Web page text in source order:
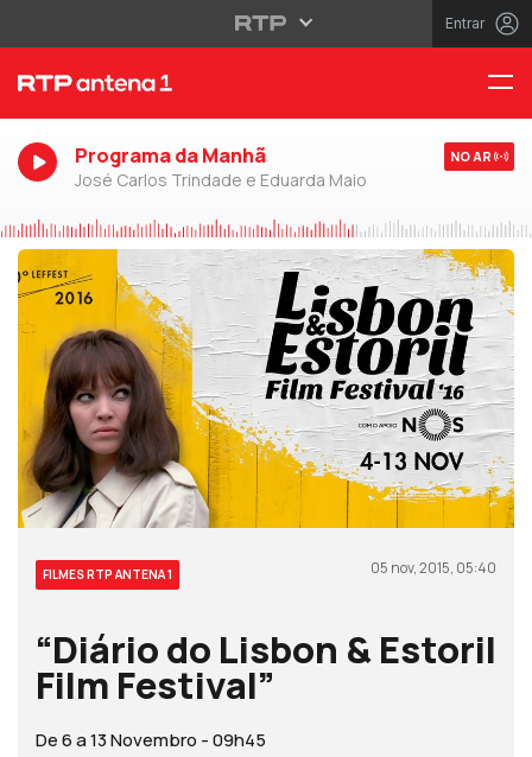
Entrar
Programa da Manhã
José Carlos Trindade e Eduarda Maio
NO AR
FILMES RTP ANTENA 1 05 nov, 2015, 05:40
“Diário do Lisbon & Estoril
Film Festival”
De 6 a 13 Novembro - 09h45